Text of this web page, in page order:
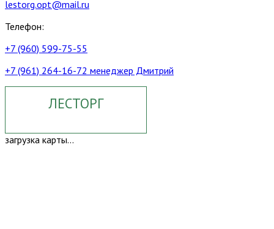
lestorg.opt@mail.ru
Телефон:
+7 (960) 599-75-55
+7 (961) 264-16-72 менеджер Дмитрий
ЛЕСТОРГ
загрузка карты...